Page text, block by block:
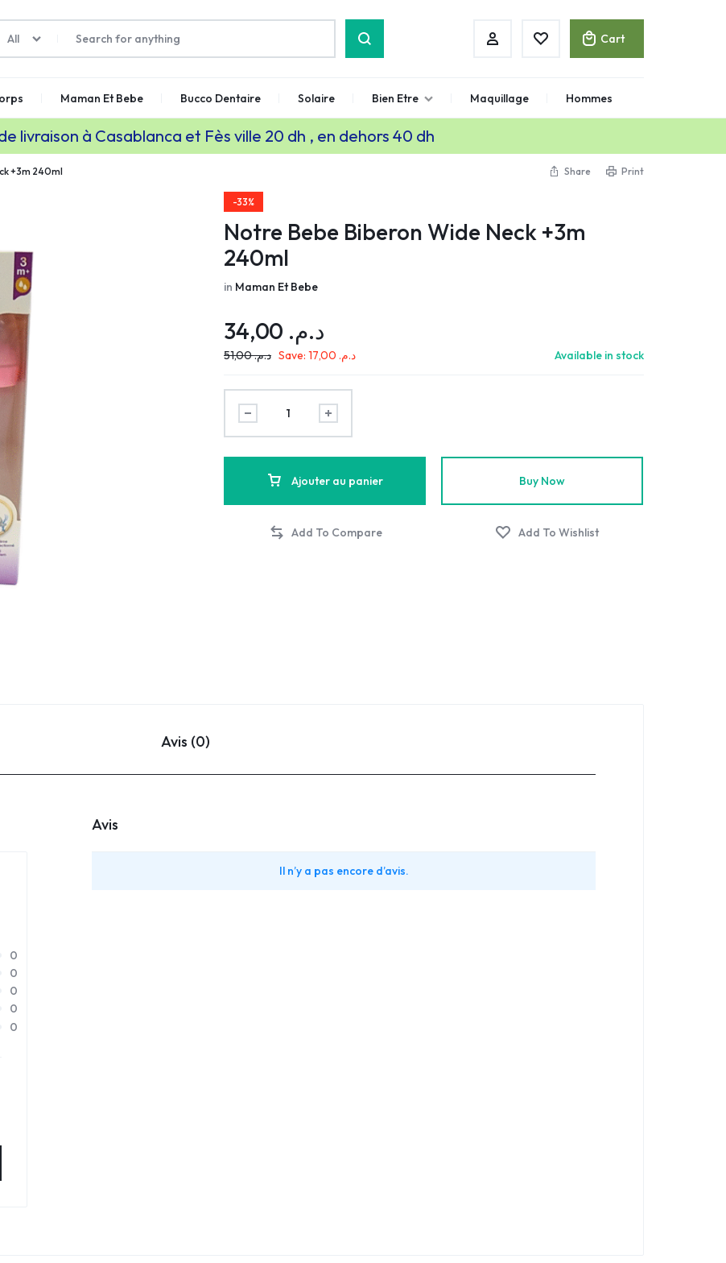
All Cart
Maman Et Bebe Bucco Dentaire Solaire Bien Etre Maquillage Hommes
livraison à Casablanca et Fès ville 20 dh , en dehors 40 dh
+3m 240ml Share Print
-33%
Notre Bebe Biberon Wide Neck +3m
240ml
in Maman Et Bebe
د.م.
د.م.51,00 Save: د.م.17,00 Available in stock
Ajouter au panier Buy Now
Avis (0)
0
0
0
0
0
Avis
Il n’y a pas encore d’avis.